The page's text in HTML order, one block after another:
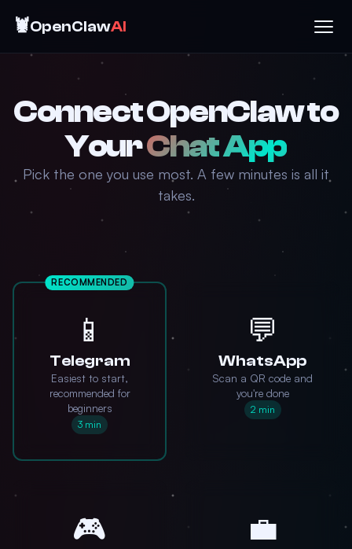
🦞OpenClawAI
Connect OpenClaw to
YourChat App
Pick the one you use most. A few minutes is all it
takes.
RECOMMENDED
📱
Telegram
Easiest to start,
recommended for
beginners
3 min
💬
WhatsApp
Scan a QR code and
you're done
2 min
🎮 💼